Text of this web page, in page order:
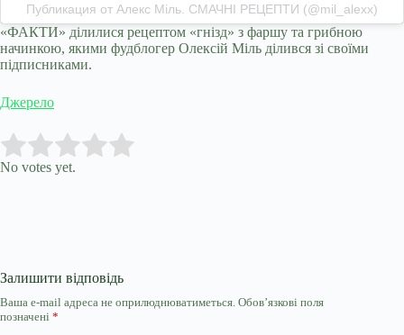
Публикация от Алекс Міль. СМАЧНІ РЕЦЕПТИ (@mil_alexx)
«ФАКТИ» ділилися рецептом «гнізд» з фаршу та грибною
начинкою, якими фудблогер Олексій Міль ділився зі своїми
підписниками.
Джерело
Rate this item:
No votes yet.
Залишити відповідь
Ваша e-mail адреса не оприлюднюватиметься. Обов’язкові поля
позначені *